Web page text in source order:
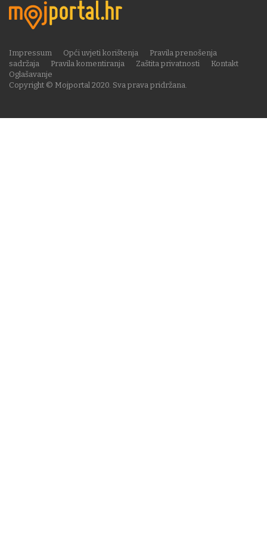
Copyright © Mojportal 2020. Sva prava pridržana.
Impressum Opći uvjeti korištenja
Pravila prenošenja
sadržaja
Pravila komentiranja Zaštita privatnosti
Kontakt
Oglašavanje